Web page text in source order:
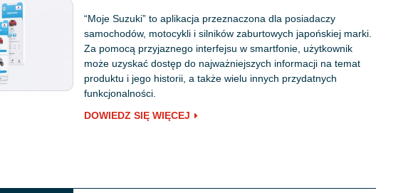
“Moje Suzuki” to aplikacja przeznaczona dla posiadaczy
samochodów, motocykli i silników zaburtowych japońskiej marki.
Za pomocą przyjaznego interfejsu w smartfonie, użytkownik
może uzyskać dostęp do najważniejszych informacji na temat
produktu i jego historii, a także wielu innych przydatnych
funkcjonalności.
DOWIEDZ SIĘ WIĘCEJ